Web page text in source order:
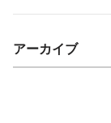
アーカイブ